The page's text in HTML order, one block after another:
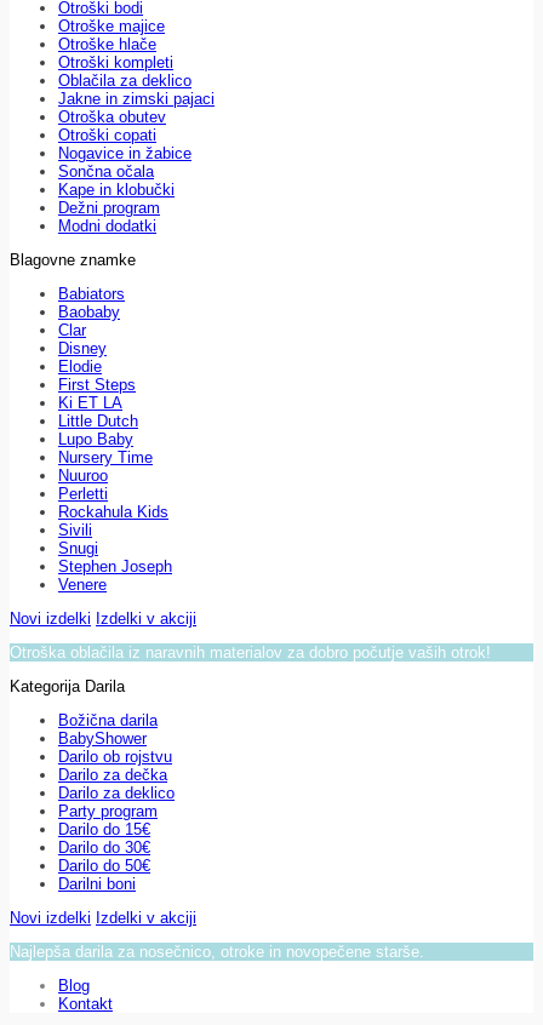
Otroški bodi
Otroške majice
Otroške hlače
Otroški kompleti
Oblačila za deklico
Jakne in zimski pajaci
Otroška obutev
Otroški copati
Nogavice in žabice
Sončna očala
Kape in klobučki
Dežni program
Modni dodatki
Blagovne znamke
Babiators
Baobaby
Clar
Disney
Elodie
First Steps
Ki ET LA
Little Dutch
Lupo Baby
Nursery Time
Nuuroo
Perletti
Rockahula Kids
Sivili
Snugi
Stephen Joseph
Venere
Novi izdelki Izdelki v akciji
Otroška oblačila iz naravnih materialov za dobro počutje vaših otrok!
Kategorija Darila
Božična darila
BabyShower
Darilo ob rojstvu
Darilo za dečka
Darilo za deklico
Party program
Darilo do 15€
Darilo do 30€
Darilo do 50€
Darilni boni
Novi izdelki Izdelki v akciji
Najlepša darila za nosečnico, otroke in novopečene starše.
Blog
Kontakt